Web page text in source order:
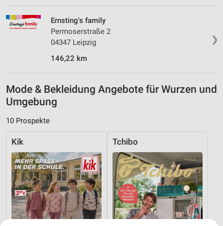
❯
Ernsting's family
Permoserstraße 2
04347 Leipzig
146,22 km
Mode & Bekleidung Angebote für Wurzen und
Umgebung
10 Prospekte
Kik Tchibo